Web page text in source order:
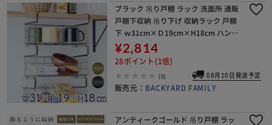
ブラック 吊り戸棚 ラック 洗面所 通販
戸棚下収納 吊り下げ 収納ラック 戸棚
下 ｗ31cm×Ｄ19cm×H18cm ハンギ
ングバスケット 吊り下げ棚 棚 棚下 収
納 簡易ラック 差し込み式 タオル
¥2,814
28ポイント(1倍)
(0) 08月10日発送予定
販売元： BACKYARD FAMILY
アンティークゴールド 吊り戸棚 ラッ